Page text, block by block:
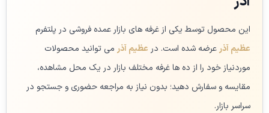
این محصول توسط یکی از غرفه های بازار عمده فروشی در پلتفرم
عظیم آذر عرضه شده است. در عظیم آذر می توانید محصولات
موردنیاز خود را از ده ها غرفه مختلف بازار در یک محل مشاهده،
مقایسه و سفارش دهید؛ بدون نیاز به مراجعه حضوری و جستجو در
سراسر بازار.